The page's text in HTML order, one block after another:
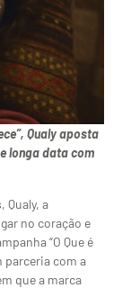
Qualy aposta
longa data com
Qualy, a
no coração e
“O Que é
parceria com a
que a marca